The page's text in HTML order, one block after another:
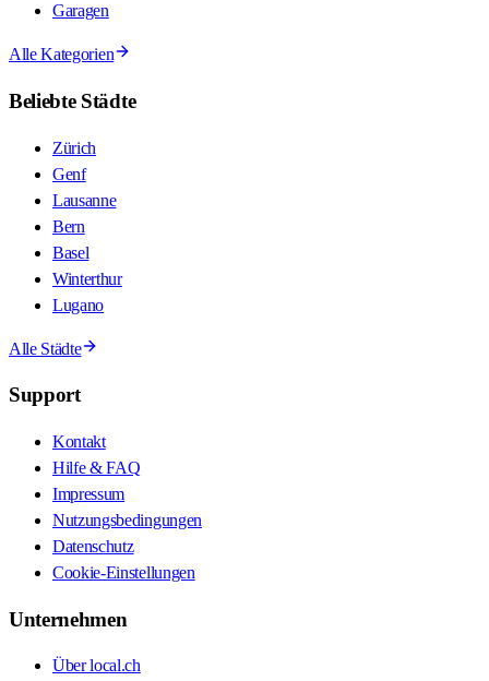
Garagen
Alle Kategorien
Beliebte Städte
Zürich
Genf
Lausanne
Bern
Basel
Winterthur
Lugano
Alle Städte
Support
Kontakt
Hilfe & FAQ
Impressum
Nutzungsbedingungen
Datenschutz
Cookie-Einstellungen
Unternehmen
Über local.ch